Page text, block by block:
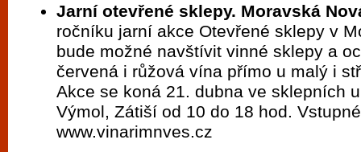
Jarní otevřené sklepy. Moravská
ročníku jarní akce Otevřené sklepy v
bude možné navštívit vinné sklepy a
červená i růžová vína přímo u malý i
Akce se koná 21. dubna ve sklepních
Výmol, Zátiší od 10 do 18 hod.
www.vinarimnves.cz